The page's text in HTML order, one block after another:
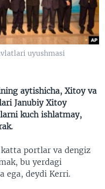
uyushmasi
aytishicha, Xitoy va
Janubiy Xitoy
kuch ishlatmay,
portlar va dengiz
bu yerdagi
ega, deydi Kerri.